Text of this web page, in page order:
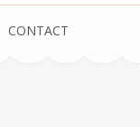
CONTACT